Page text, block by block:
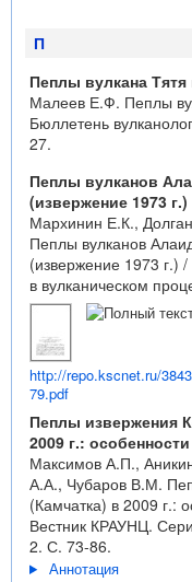
П
Пеплы вулкана
Малеев Е.Ф. Пеплы
Бюллетень
27.
Пеплы вулканов
(извержение 1973 г.)
Мархинин Е.К.,
Пеплы вулканов
(извержение 1973 г.)
в вулканическом
http://repo.kscnet.ru/
79.pdf
Пеплы извержения
2009 г.:
Максимов А.П.,
А.А., Чубаров В.М.
(Камчатка) в 2009 г.:
Вестник КРАУНЦ.
2. С. 73-86.
Аннотация